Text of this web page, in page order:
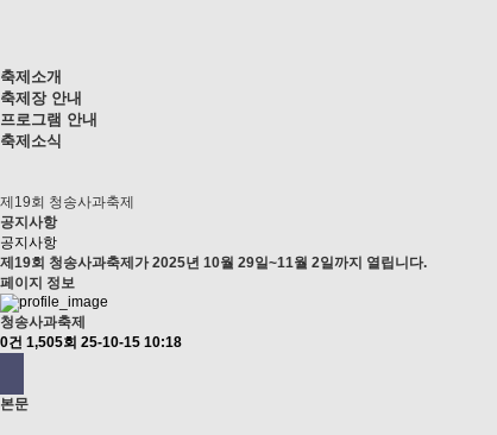
축제소개
축제장 안내
프로그램 안내
축제소식
제19회 청송사과축제
공지사항
공지사항
제19회 청송사과축제가 2025년 10월 29일~11월 2일까지 열립니다.
페이지 정보
청송사과축제
0건 1,505회 25-10-15 10:18
본문